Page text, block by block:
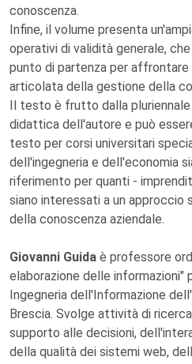
conoscenza.
Infine, il volume presenta
operativi di validità generale,
punto di partenza per
articolata della gestione della
Il testo è frutto dalla
didattica dell'autore e può
testo per corsi universitari
dell'ingegneria e dell'economia
riferimento per quanti -
siano interessati a un
della conoscenza aziendale.
Giovanni Guida è professore
elaborazione delle informazioni"
Ingegneria dell'Informazione
Brescia. Svolge attività di
supporto alle decisioni,
della qualità dei sistemi web,